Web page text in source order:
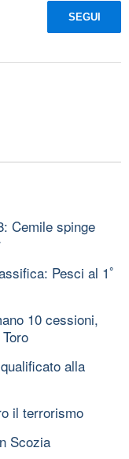
SEGUI
Cemile spinge
Pesci al 1ﾟ
10 cessioni,
alla
il terrorismo
Scozia